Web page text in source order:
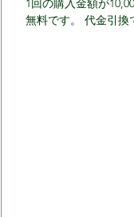
て有名
無料です。 代金引換